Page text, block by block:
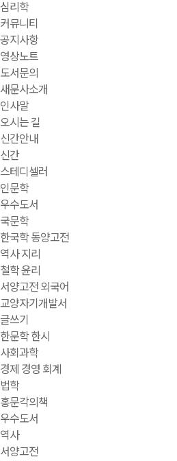
심리학
커뮤니티
공지사항
영상노트
도서문의
새문사소개
인사말
오시는 길
신간안내
신간
스테디셀러
인문학
우수도서
국문학
한국학 동양고전
역사 지리
철학 윤리
서양고전 외국어
교양자기개발서
글쓰기
한문학 한시
사회과학
경제 경영 회계
법학
홍문각의책
우수도서
역사
서양고전